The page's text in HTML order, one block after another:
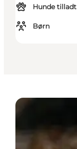
Hunde tilladt
Børn